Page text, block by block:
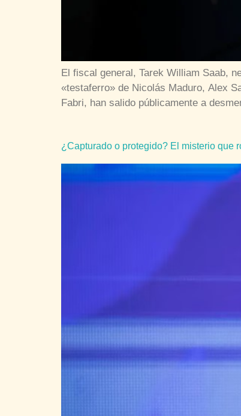
El fiscal general, Tarek William Saab,
«testaferro» de Nicolás Maduro, Alex
Fabri, han salido públicamente a
¿Capturado o protegido? El misterio que